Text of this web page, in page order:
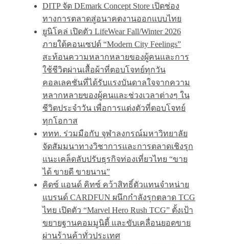
DITP จัด DEmark Concept Store เปิดช่อง
ทางการตลาดสู่อนาคตงานออกแบบไทย
ยูนิโคล่ เปิดตัว LifeWear Fall/Winter 2026
ภายใต้คอนเซปต์ “Modern City Feelings”
สะท้อนความหลากหลายของผู้คนและการ
ใช้ชีวิตผ่านเสื้อผ้าที่ตอบโจทย์ทุกวัน
คอลเลคชันที่ได้รับแรงบันดาลใจจากความ
หลากหลายของผู้คนและช่วงเวลาต่างๆ ใน
ชีวิตประจำวัน เพื่อการแต่งตัวที่ตอบโจทย์
ทุกโอกาส
ททท. ร่วมมือกับ จุฬาลงกรณ์มหาวิทยาลัย
จัดสัมมนาทางวิชาการและการตลาดเชิงรุก
แนะเคล็ดลับปรับธุรกิจท่องเที่ยวไทย “ขาย
ได้ ขายดี ขายนาน”
คิดซ์ แอนด์ คิทซ์ คว้าสิทธิ์ตัวแทนจำหน่าย
แบรนด์ CARDFUN ผนึกกำลังรุกตลาด TCG
ไทย เปิดตัว “Marvel Hero Rush TCG” ตั้งเป้า
ขยายฐานคอมมูนิตี้ และขับเคลื่อนยอดขาย
ผ่านร้านค้าทั่วประเทศ